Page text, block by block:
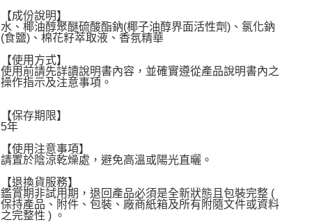
【成份說明】
水、椰油醇聚醚硫酸酯鈉(椰子油醇界面活性劑)、氯化鈉
(食鹽)、棉花籽萃取液、香氛精華
【使用方式】
使用前請先詳讀說明書內容，並確實遵從產品說明書內之
操作指示及注意事項。
【保存期限】
5年
【使用注意事項】
請置於陰涼乾燥處，避免高溫或陽光直曬。
【退換貨服務】
鑑賞期非試用期，退回產品必須是全新狀態且包裝完整 (
保持產品、附件、包裝、廠商紙箱及所有附隨文件或資料
之完整性 ) 。